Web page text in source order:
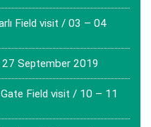
Field visit / 03 – 04
September 2019
Field visit / 10 – 11